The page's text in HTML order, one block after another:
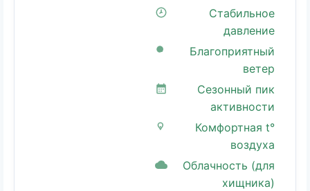
Стабильное
давление
Благоприятный
ветер
Сезонный пик
активности
Комфортная t°
воздуха
Облачность (для
хищника)